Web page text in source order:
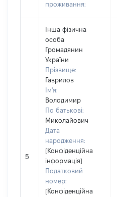
проживання:
5
Інша фізична
особа
Громадянин
України
Прізвище:
Гаврилов
Ім'я:
Володимир
По батькові:
Миколайович
Дата
народження:
[Конфіденційна
інформація]
Податковий
номер:
[Конфіденційна